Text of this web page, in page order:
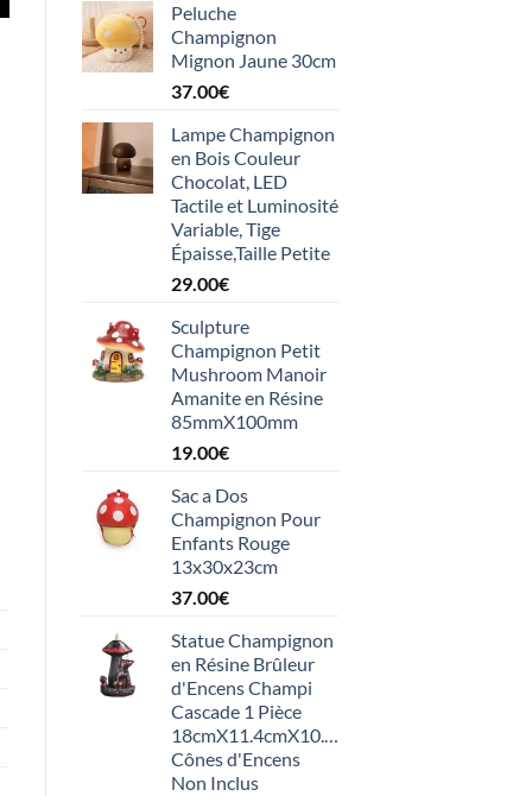
Peluche
Champignon
Mignon Jaune 30cm
37.00€
Lampe Champignon
en Bois Couleur
Chocolat, LED
Tactile et Luminosité
Variable, Tige
Épaisse,Taille Petite
29.00€
Sculpture
Champignon Petit
Mushroom Manoir
Amanite en Résine
85mmX100mm
19.00€
Sac a Dos
Champignon Pour
Enfants Rouge
13x30x23cm
37.00€
Statue Champignon
en Résine Brûleur
d'Encens Champi
Cascade 1 Pièce
18cmX11.4cmX10.2cm,
Cônes d'Encens
Non Inclus